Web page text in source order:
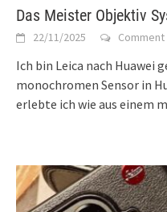
Das Meister Objektiv
22/11/2025 Comment
Ich bin Leica nach Huawei
monochromen Sensor in
erlebte ich wie aus einem